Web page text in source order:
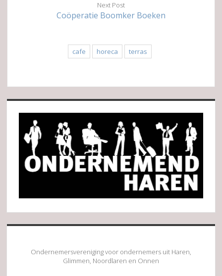
Next Post
Coöperatie Boomker Boeken
cafe horeca terras
Sidebar
Ondernemersvereniging voor ondernemers uit Haren,
Glimmen, Noordlaren en Onnen